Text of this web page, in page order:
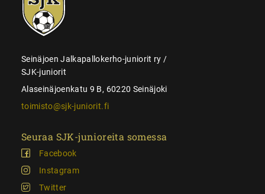
juniorit
Seinäjoen Jalkapallokerho-juniorit ry /
SJK-juniorit
Alaseinäjoenkatu 9 B, 60220 Seinäjoki
toimisto@sjk-juniorit.fi
Seuraa SJK-junioreita somessa
Facebook
Instagram
Twitter